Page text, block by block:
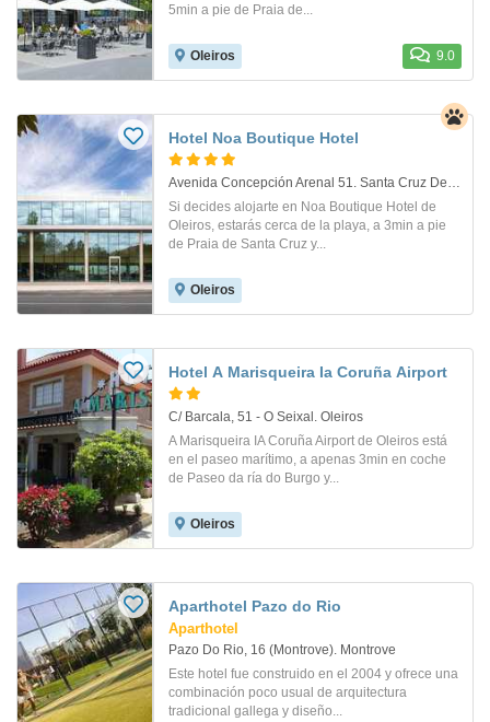
5min a pie de Praia de...
Oleiros 9.0
Hotel Noa Boutique Hotel
Avenida Concepción Arenal 51. Santa Cruz De Oleiros
Si decides alojarte en Noa Boutique Hotel de
Oleiros, estarás cerca de la playa, a 3min a pie
de Praia de Santa Cruz y...
Oleiros
Hotel A Marisqueira Ia Coruña Airport
C/ Barcala, 51 - O Seixal. Oleiros
A Marisqueira IA Coruña Airport de Oleiros está
en el paseo marítimo, a apenas 3min en coche
de Paseo da ría do Burgo y...
Oleiros
Aparthotel Pazo do Rio
Aparthotel
Pazo Do Rio, 16 (Montrove). Montrove
Este hotel fue construido en el 2004 y ofrece una
combinación poco usual de arquitectura
tradicional gallega y diseño...